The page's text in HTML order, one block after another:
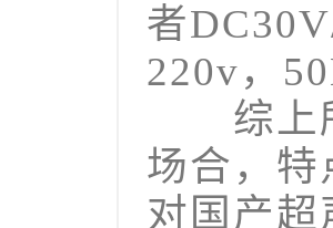
者
220v，
综上所
场合，特
对国产